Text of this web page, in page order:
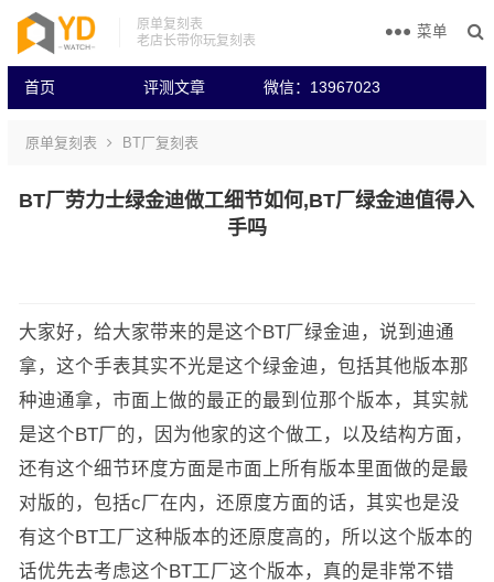
原单复刻表
老店长带你玩复刻表
首页 评测文章 微信：13967023
菜单
原单复刻表 BT厂复刻表
BT厂劳力士绿金迪做工细节如何,BT厂绿金迪值得入
手吗
大家好，给大家带来的是这个BT厂绿金迪，说到迪通
拿，这个手表其实不光是这个绿金迪，包括其他版本那
种迪通拿，市面上做的最正的最到位那个版本，其实就
是这个BT厂的，因为他家的这个做工，以及结构方面，
还有这个细节环度方面是市面上所有版本里面做的是最
对版的，包括c厂在内，还原度方面的话，其实也是没
有这个BT工厂这种版本的还原度高的，所以这个版本的
话优先去考虑这个BT工厂这个版本，真的是非常不错